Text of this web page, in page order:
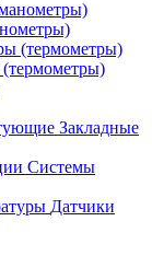
Закладные
Системы
Датчики